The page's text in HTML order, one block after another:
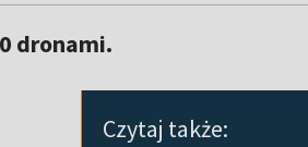
dronami.
Czytaj także: